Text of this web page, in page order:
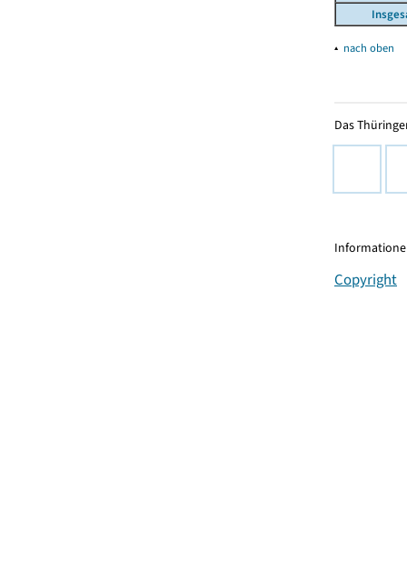
▴ nach oben
Das
Copyright